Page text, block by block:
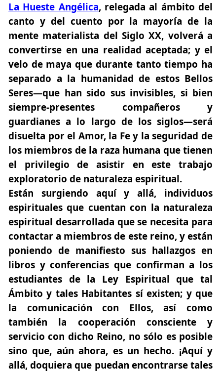
La Hueste Angélica, relegada al ámbito del
canto y del cuento por la mayoría de la
mente materialista del Siglo XX, volverá a
convertirse en una realidad aceptada; y el
velo de maya que durante tanto tiempo ha
separado a la humanidad de estos Bellos
Seres—que han sido sus invisibles, si bien
siempre-presentes compañeros y
guardianes a lo largo de los siglos—será
disuelta por el Amor, la Fe y la seguridad de
los miembros de la raza humana que tienen
el privilegio de asistir en este trabajo
exploratorio de naturaleza espiritual.
Están surgiendo aquí y allá, individuos
espirituales que cuentan con la naturaleza
espiritual desarrollada que se necesita para
contactar a miembros de este reino, y están
poniendo de manifiesto sus hallazgos en
libros y conferencias que confirman a los
estudiantes de la Ley Espiritual que tal
Ámbito y tales Habitantes sí existen; y que
la comunicación con Ellos, así como
también la cooperación consciente y
servicio con dicho Reino, no sólo es posible
sino que, aún ahora, es un hecho. ¡Aquí y
allá, doquiera que puedan encontrarse tales